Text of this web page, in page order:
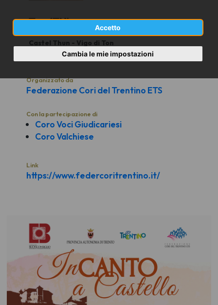
Accetto
Cambia le mie impostazioni
Ton (TN)
Castel Thun - Vigo di Ton
Organizzato da
Federazione Cori del Trentino ETS
Con la partecipazione di
Coro Voci Giudicariesi
Coro Valchiese
Link
https://www.federcoritrentino.it/